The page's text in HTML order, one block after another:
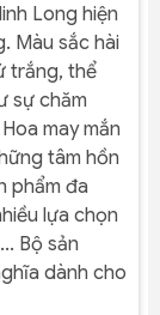
Long hiện
Màu sắc hài
trắng, thể
sự chăm
may mắn
tâm hồn
phẩm đa
lựa chọn
Bộ sản
dành cho